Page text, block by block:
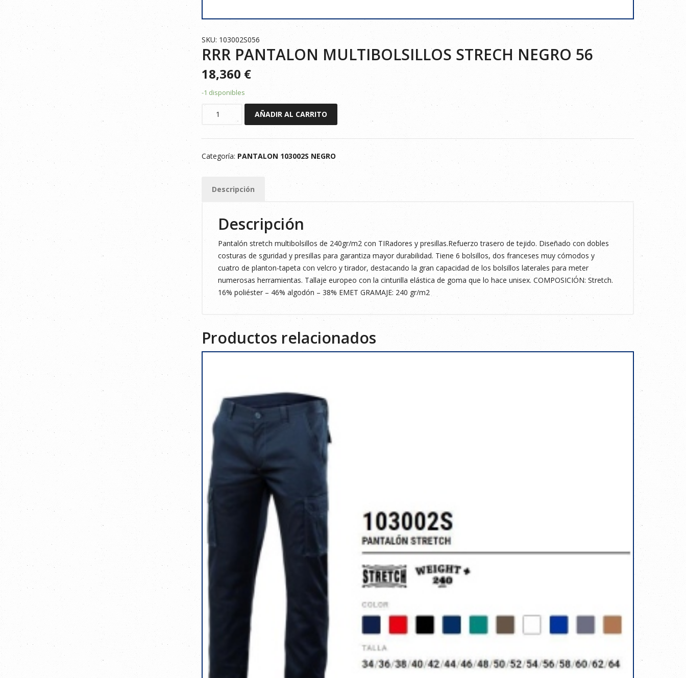
SKU: 103002S056
RRR PANTALON MULTIBOLSILLOS STRECH NEGRO 56
18,360 €
-1 disponibles
PANTALON
NEGRO
AÑADIR AL CARRITO
Categoría:PANTALON 103002S NEGRO
Descripción
Descripción
Pantalón stretch multibolsillos de 240gr/m2 con TIRadores y presillas.Refuerzo trasero de tejido. Diseñado con dobles
costuras de sguridad y presillas para garantiza mayor durabilidad. Tiene 6 bolsillos, dos franceses muy cómodos y
cuatro de planton-tapeta con velcro y tirador, destacando la gran capacidad de los bolsillos laterales para meter
numerosas herramientas. Tallaje europeo con la cinturilla elástica de goma que lo hace unisex. COMPOSICIÓN: Stretch.
16% poliéster – 46% algodón – 38% EMET GRAMAJE: 240 gr/m2
Productos relacionados